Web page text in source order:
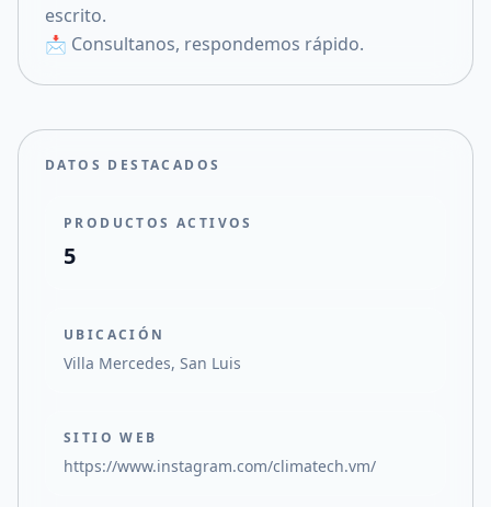
escrito.
📩 Consultanos, respondemos rápido.
DATOS DESTACADOS
PRODUCTOS ACTIVOS
5
UBICACIÓN
Villa Mercedes, San Luis
SITIO WEB
https://www.instagram.com/climatech.vm/